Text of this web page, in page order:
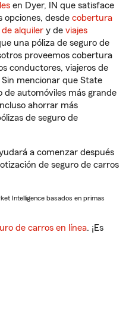
en Dyer, IN que satisface
opciones, desde cobertura
alquiler y de viajes
una póliza de seguro de
proveemos cobertura
conductores, viajeros de
mencionar que State
de automóviles más grande
ahorrar más
de seguro de
a comenzar después
de seguro de carros
Intelligence basados en primas
de carros en línea. ¡Es